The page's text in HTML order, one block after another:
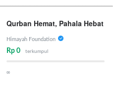
Qurban Hemat, Pahala Hebat
Himayah Foundation
Rp 0 terkumpul
∞